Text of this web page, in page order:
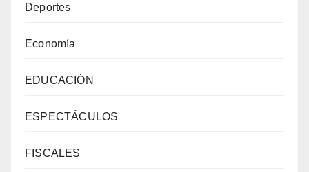
Deportes
Economía
EDUCACIÓN
ESPECTÁCULOS
FISCALES